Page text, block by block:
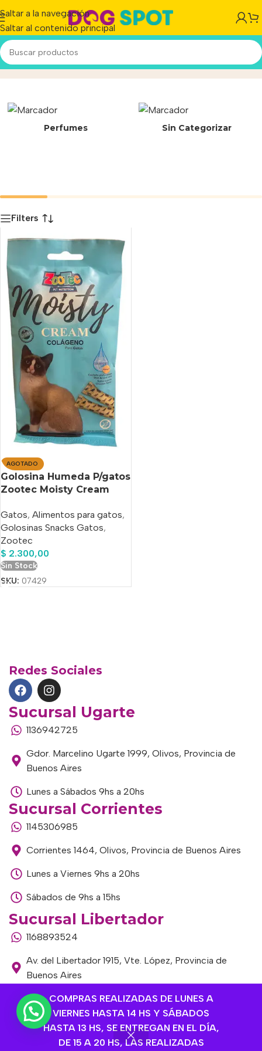
COMPRAS REALIZADAS DE LUNES A
VIERNES HASTA 14 HS Y SÁBADOS
HASTA 13 HS, SE ENTREGAN EN EL DÍA,
DE 15 A 20 HS, LAS REALIZADAS
Saltar a la navegación
Saltar al contenido principal
23-708/AInicio/Producto
Perfumes Sin Categorizar
Filters
AGOTADO
Golosina Humeda P/gatos
Zootec Moisty Cream
Gatos, Alimentos para gatos,
Golosinas Snacks Gatos,
Zootec
$ 2.300,00
Sin Stock
SKU: 07429
Redes Sociales
Sucursal Ugarte
1136942725
Gdor. Marcelino Ugarte 1999, Olivos, Provincia de
Buenos Aires
Lunes a Sábados 9hs a 20hs
Sucursal Corrientes
1145306985
Corrientes 1464, Olivos, Provincia de Buenos Aires
Lunes a Viernes 9hs a 20hs
Sábados de 9hs a 15hs
Sucursal Libertador
1168893524
Av. del Libertador 1915, Vte. López, Provincia de
Buenos Aires
Lunes a Viernes de 9hs a 13hs / 16hs a 20hs
Sábados de 9hs a 15hs